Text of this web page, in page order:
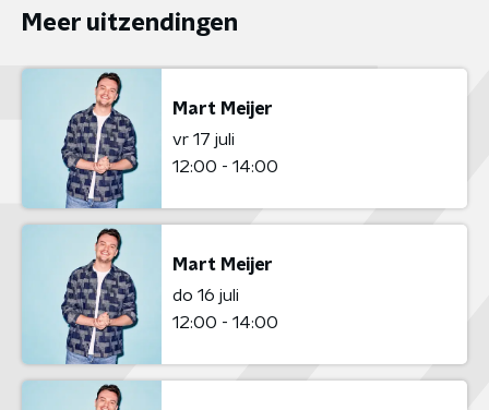
Meer uitzendingen
Mart Meijer
vr 17 juli
12:00 - 14:00
Mart Meijer
do 16 juli
12:00 - 14:00